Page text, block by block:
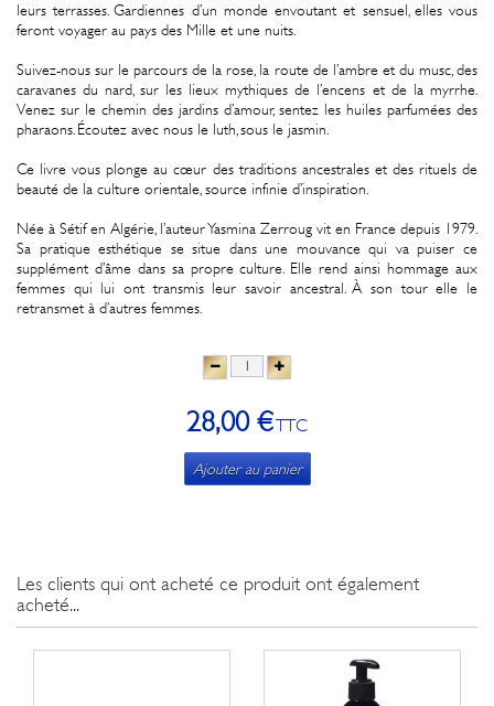
leurs terrasses. Gardiennes d’un monde envoutant et sensuel, elles vous
feront voyager au pays des Mille et une nuits.
Suivez-nous sur le parcours de la rose, la route de l’ambre et du musc, des
caravanes du nard, sur les lieux mythiques de l’encens et de la myrrhe.
Venez sur le chemin des jardins d’amour, sentez les huiles parfumées des
pharaons. Écoutez avec nous le luth, sous le jasmin.
Ce livre vous plonge au cœur des traditions ancestrales et des rituels de
beauté de la culture orientale, source infinie d’inspiration.
Née à Sétif en Algérie, l’auteur Yasmina Zerroug vit en France depuis 1979.
Sa pratique esthétique se situe dans une mouvance qui va puiser ce
supplément d’âme dans sa propre culture. Elle rend ainsi hommage aux
femmes qui lui ont transmis leur savoir ancestral. À son tour elle le
retransmet à d’autres femmes.
28,00 €TTC
Ajouter au panier
Les clients qui ont acheté ce produit ont également
acheté...